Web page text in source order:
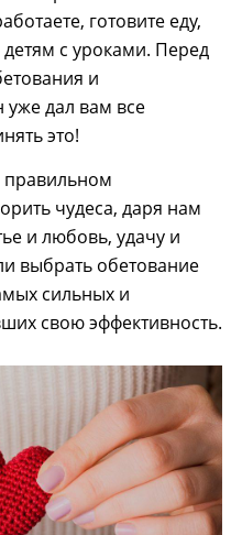
готовите еду,
с уроками. Перед
и
уже дал вам все
это!
правильном
чудеса, даря нам
и любовь, удачу и
выбрать обетование
сильных и
свою эффективность.